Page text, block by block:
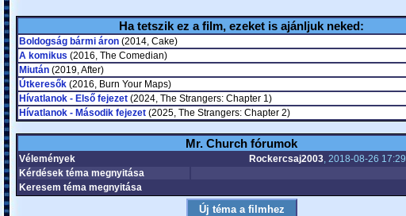
Ha tetszik ez a film, ezeket is ajánljuk neked:
Boldogság bármi áron(2014, Cake)
A komikus (2016, The Comedian)
Miután(2019, After)
Útkeresők(2016, Burn Your Maps)
Hívatlanok - Első fejezet(2024, The Strangers: Chapter 1)
Hívatlanok - Második fejezet(2025, The Strangers: Chapter 2)
Mr. Church fórumok
Vélemények Rockercsaj2003, 2018-08-26 17:29
Kérdések téma megnyitása
Keresem téma megnyitása